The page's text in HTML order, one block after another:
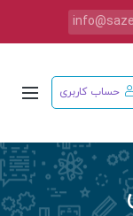
حساب کاربری